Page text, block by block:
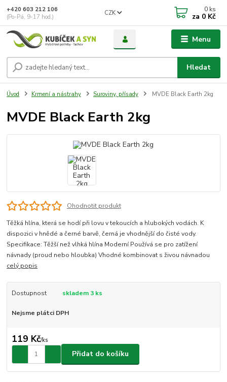
Menu
CZK
Hledat
+420 603 212 106
(Po-Pá, 9-17 hod.)
0 ks
za 0 Kč
Úvod Krmení a nástrahy Suroviny, přísady MVDE Black Earth 2kg
MVDE Black Earth 2kg
Ohodnotit produkt
Těžká hlína, která se hodí při lovu v tekoucích a hlubokých vodách. K
dispozici v hnědé a černé barvě, černá je vhodnější do čisté vody.
Specifikace: Těžší než vlhká hlína Moderní Používá se pro zatížení
návnady (proud nebo hloubka) Vhodné kombinovat s živou návnadou
celý popis
Dostupnost skladem 3 ks
Nejsme plátci DPH
119 Kč/ks
Přidat do košíku